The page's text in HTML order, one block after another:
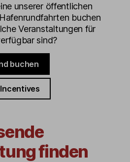
unserer öffentlichen
buchen
Veranstaltungen für
sind?
buchen
finden